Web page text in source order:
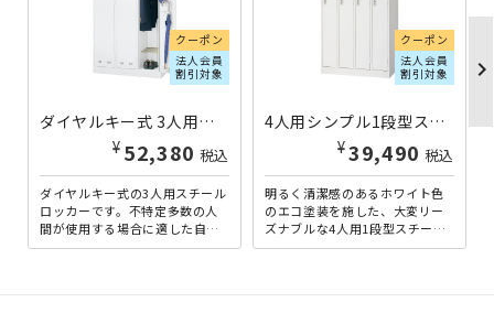
クーポン
法人会員
割引対象
ダイヤルキー式 3人用スチールロッカー W900×D515×H1790 SLDW-3D | 876423
¥ 52,380 税込
ダイヤルキー式の3人用スチール
ロッカーです。不特定多数の人
間が使用する場合に適した自由
変換式（施錠時任意の暗証番号
クーポン
法人会員
割引対象
4人用シンプル1段型スチールロッカー W900×D515×H1790 LKA-W4 | 865703
¥39,490 税込
明るく清潔感のあるホワイト色
のエコ塗装を施した、大変リー
ズナブルな4人用1段型スチール
ロッカーです。オフィス用ロッ
chevron_right